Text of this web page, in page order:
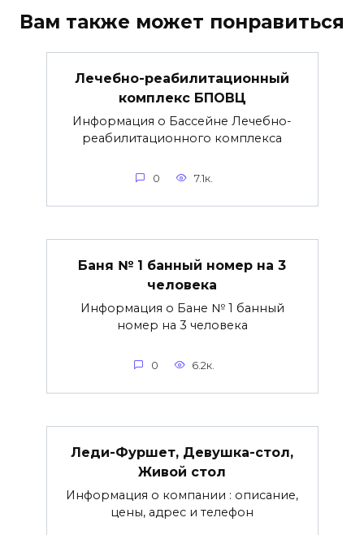
Вам также может понравиться
Лечебно-реабилитационный
комплекс БПОВЦ
Информация о Бассейне Лечебно-
реабилитационного комплекса
0 7.1к.
Баня № 1 банный номер на 3
человека
Информация о Бане № 1 банный
номер на 3 человека
0 6.2к.
Леди-Фуршет, Девушка-стол,
Живой стол
Информация о компании : описание,
цены, адрес и телефон